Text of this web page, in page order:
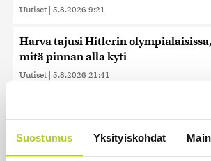
Suostumus Yksityiskohdat
Uutiset | 5.8.2026 9:21
Harva tajusi Hitlerin olympialaisissa,
mitä pinnan alla kyti
Uutiset | 5.8.2026 21:41
huolissaan – ”Loistava peiterooli”